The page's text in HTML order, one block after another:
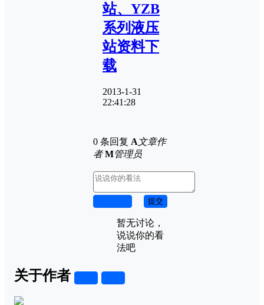
站、YZB
系列液压
站资料下
载
2013-1-31
22:41:28
0 条回复 A文章作
者 M管理员
提交
暂无讨论，
说说你的看
法吧
关于作者